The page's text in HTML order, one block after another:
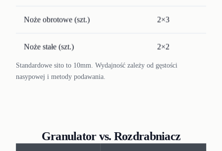
Noże obrotowe (szt.) 2×3
Noże stałe (szt.) 2×2
Standardowe sito to 10mm. Wydajność zależy od gęstości
nasypowej i metody podawania.
Granulator vs. Rozdrabniacz